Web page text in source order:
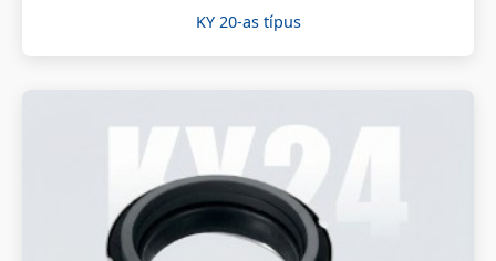
KY 20-as típus